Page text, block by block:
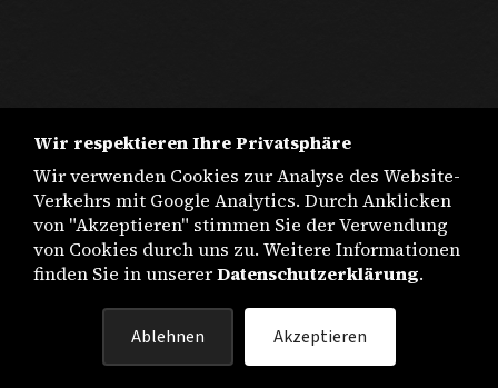
DATENSCHUTZ
Wir respektieren Ihre Privatsphäre
Wir verwenden Cookies zur Analyse des Website-
Verkehrs mit Google Analytics. Durch Anklicken
von "Akzeptieren" stimmen Sie der Verwendung
von Cookies durch uns zu. Weitere Informationen
finden Sie in unsererDatenschutzerklärung.
Ablehnen Akzeptieren